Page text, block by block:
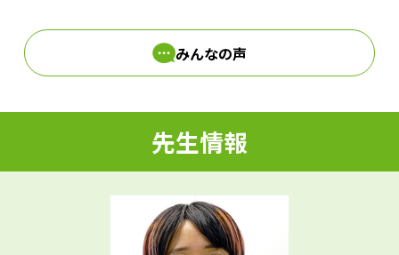
e
o
みんなの声
先生情報